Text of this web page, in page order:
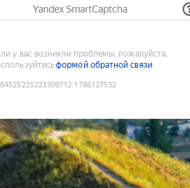
Yandex SmartCaptcha
у вас возникли проблемы, пожалуйста,
формой обратной связи
:1786127532